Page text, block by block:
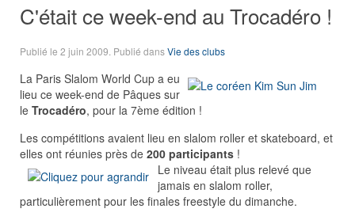
C'était ce week-end au Trocadéro !
Publié le 2 juin 2009 . Publié dansVie des clubs
La Paris Slalom World Cup a eu
lieu ce week-end de Pâques sur
le Trocadéro, pour la 7ème édition !
Les compétitions avaient lieu en slalom roller et skateboard, et
elles ont réunies près de 200 participants !
Le niveau était plus relevé que
jamais en slalom roller,
particulièrement pour les finales freestyle du dimanche.